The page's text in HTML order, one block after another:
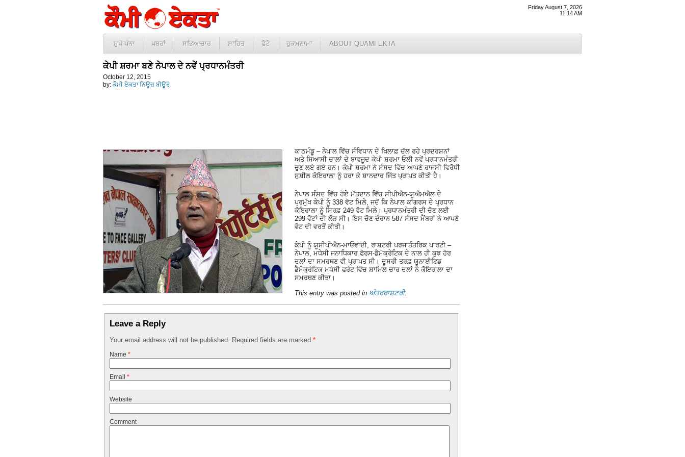
Friday August 7, 2026
11:14 AM
ਮੁਖੱ ਪੰਨਾ ਖ਼ਬਰਾਂ ਸਭਿਆਚਾਰ ਸਾਹਿਤ ਫੋਟੋ ਹੁਕਮਨਾਮਾ ABOUT QUAMI EKTA
ਕੇਪੀ ਸ਼ਰਮਾ ਬਣੇ ਨੇਪਾਲ ਦੇ ਨਵੇਂ ਪ੍ਰਧਾਨਮੰਤਰੀ
October 12, 2015
by: ਕੌਮੀ ਏਕਤਾ ਨਿਊਜ਼ ਬੀਊਰੋ
ਕਾਠਮੰਡੂ – ਨੇਪਾਲ ਵਿੱਚ ਸੰਵਿਧਾਨ ਦੇ ਖਿਲਾਫ਼ ਚੱਲ ਰਹੇ ਪ੍ਰਦਰਸ਼ਨਾਂ
ਅਤੇ ਸਿਆਸੀ ਚਾਲਾਂ ਦੇ ਬਾਵਜੂਦ ਕੇਪੀ ਸ਼ਰਮਾ ਓਲੀ ਨਵੇਂ ਪਰਧਾਨਮੰਤਰੀ
ਚੁਣ ਲਏ ਗਏ ਹਨ। ਕੇਪੀ ਸ਼ਰਮਾ ਨੇ ਸੰਸਦ ਵਿੱਚ ਆਪਣੇ ਰਾਜਸੀ ਵਿਰੋਧੀ
ਸੁਸ਼ੀਲ ਕੋਇਰਾਲਾ ਨੂੰ ਹਰਾ ਕੇ ਸ਼ਾਨਦਾਰ ਜਿੱਤ ਪ੍ਰਾਪਤ ਕੀਤੀ ਹੈ।
ਨੇਪਾਲ ਸੰਸਦ ਵਿੱਚ ਹੋਏ ਮੱਤਦਾਨ ਵਿੱਚ ਸੀਪੀਐਨ-ਯੂਐਮਐਲ ਦੇ
ਪ੍ਰਮੁੱਖ ਕੇਪੀ ਨੂੰ 338 ਵੋਟ ਮਿਲੇ, ਜਦੋਂ ਕਿ ਨੇਪਾਲ ਕਾਂਗਰਸ ਦੇ ਪ੍ਰਧਾਨ
ਕੋਇਰਾਲਾ ਨੂੰ ਸਿਰਫ਼ 249 ਵੋਟ ਮਿਲੇ। ਪ੍ਰਧਾਨਮੰਤਰੀ ਦੀ ਚੋਣ ਲਈ
299 ਵੋਟਾਂ ਦੀ ਲੋੜ ਸੀ। ਇਸ ਚੋਣ ਦੌਰਾਨ 587 ਸੰਸਦ ਮੈਂਬਰਾਂ ਨੇ ਆਪਣੇ
ਵੋਟ ਦੀ ਵਰਤੋਂ ਕੀਤੀ।
ਕੇਪੀ ਨੂੰ ਯੂਸੀਪੀਐਨ-ਮਾਓਵਾਦੀ, ਰਾਸ਼ਟਰੀ ਪਰਜਾਤੰਤਰਿਕ ਪਾਰਟੀ –
ਨੇਪਾਲ, ਮਧੇਸੀ ਜਨਾਧਿਕਾਰ ਫੋਰਸ-ਡੈਮੋਕ੍ਰੇਟਿਕ ਦੇ ਨਾਲ ਹੀ ਕੁਝ ਹੋਰ
ਦਲਾਂ ਦਾ ਸਮਰਥਣ ਵੀ ਪ੍ਰਾਪਤ ਸੀ। ਦੂਸਰੀ ਤਰਫ਼ ਯੂਨਾਈਟਿਡ
ਡੈਮੋਕ੍ਰੇਟਿਕ ਮਧੇਸੀ ਫਰੰਟ ਵਿੱਚ ਸ਼ਾਮਿਲ ਚਾਰ ਦਲਾਂ ਨੇ ਕੋਇਰਾਲਾ ਦਾ
ਸਮਰਥਣ ਕੀਤਾ।
This entry was posted in ਅੰਤਰਰਾਸ਼ਟਰੀ.
Leave a Reply
Your email address will not be published. Required fields are marked *
Name *
Email *
Website
Comment